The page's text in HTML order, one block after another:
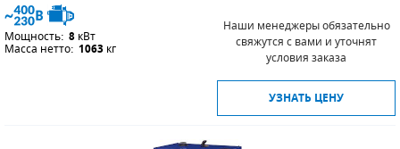
Мощность: 8 кВт
Масса нетто: 1063 кг
Наши менеджеры обязательно
свяжутся с вами и уточнят
условия заказа
УЗНАТЬ ЦЕНУ